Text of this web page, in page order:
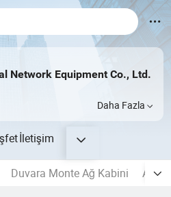
Network Equipment Co., Ltd.
Daha Fazla
İletişim
Duvara Monte Ağ Kabini Açık